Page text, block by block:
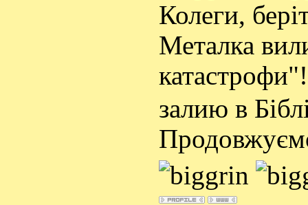
Колеги,
Металка
залию в